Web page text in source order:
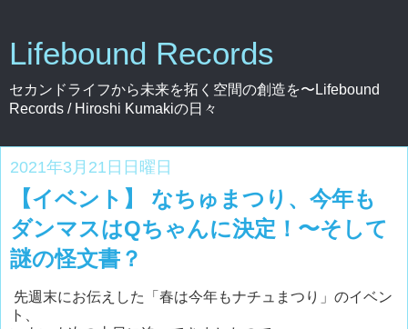
Lifebound Records
セカンドライフから未来を拓く空間の創造を〜Lifebound
Records / Hiroshi Kumakiの日々
2021年3月21日日曜日
【イベント】 なちゅまつり、今年も
ダンマスはQちゃんに決定！〜そして
謎の怪文書？
先週末にお伝えした「春は今年もナチュまつり」のイベン
ト、